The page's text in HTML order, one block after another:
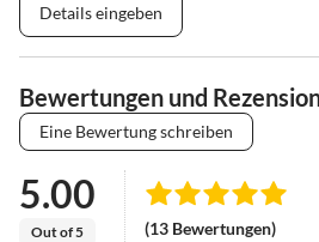
Details eingeben
Bewertungen und
Eine Bewertung schreiben
5.00
Out of 5 (13 Bewertungen)